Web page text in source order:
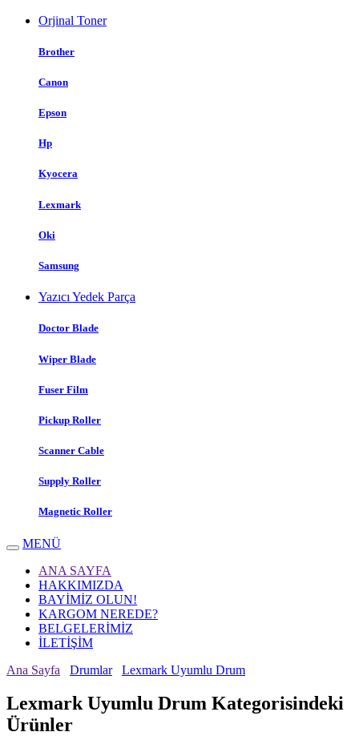
Orjinal Toner
Brother
Canon
Epson
Hp
Kyocera
Lexmark
Oki
Samsung
Yazıcı Yedek Parça
Doctor Blade
Wiper Blade
Fuser Film
Pickup Roller
Scanner Cable
Supply Roller
Magnetic Roller
MENÜ
ANA SAYFA
HAKKIMIZDA
BAYİMİZ OLUN!
KARGOM NEREDE?
BELGELERİMİZ
İLETİŞİM
Ana Sayfa
Drumlar Lexmark Uyumlu Drum
Lexmark Uyumlu Drum Kategorisindeki
Ürünler